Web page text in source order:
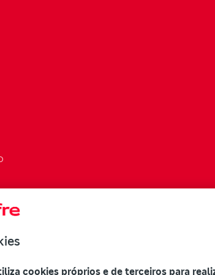
cookies próprios e de terceiros para